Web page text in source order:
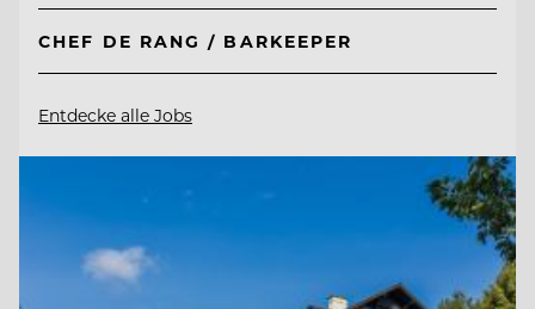
CHEF DE RANG / BARKEEPER
Entdecke alle Jobs